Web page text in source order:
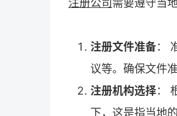
注册公司需要遵守当
注册文件准备：
议等。确保文件
注册机构选择：
下，这是指当地